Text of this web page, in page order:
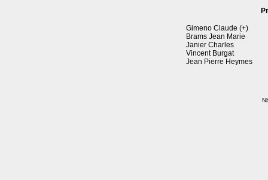
Gimeno Claude (+)
Brams Jean Marie
Janier Charles
Vincent Burgat
Jean Pierre Heymes